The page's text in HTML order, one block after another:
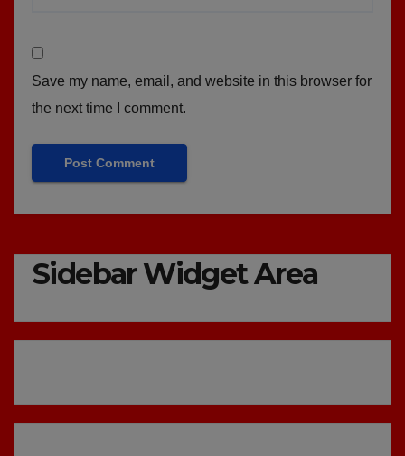
Save my name, email, and website in this browser for
the next time I comment.
Sidebar Widget Area